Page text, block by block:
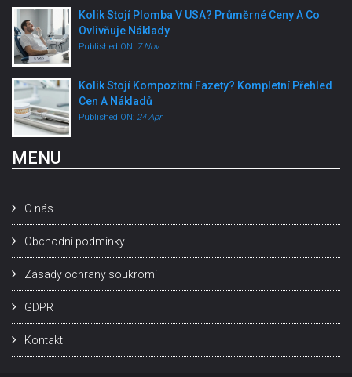
Kolik Stojí Plomba V USA? Průměrné Ceny A Co
Ovlivňuje Náklady
Published ON: 7 Nov
Kolik Stojí Kompozitní Fazety? Kompletní Přehled
Cen A Nákladů
Published ON: 24 Apr
MENU
O nás
Obchodní podmínky
Zásady ochrany soukromí
GDPR
Kontakt